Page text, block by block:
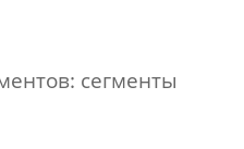
сегменты